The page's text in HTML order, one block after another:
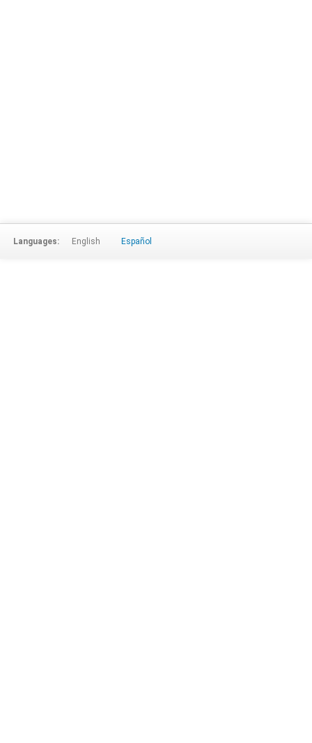
Languages: English Español